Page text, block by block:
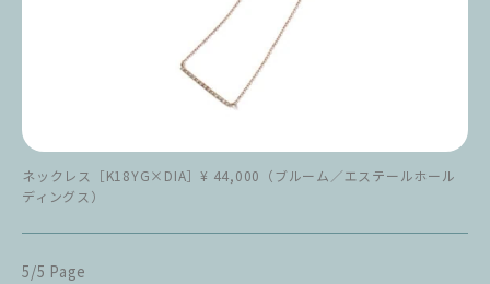
ネックレス［K18YG×DIA］¥ 44,000（ブルーム／エステールホール
ディングス）
5/5 Page